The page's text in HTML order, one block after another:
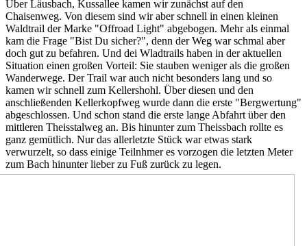
Über Läusbach, Kussallee kamen wir zunächst auf den
Chaisenweg. Von diesem sind wir aber schnell in einen kleinen
Waldtrail der Marke "Offroad Light" abgebogen. Mehr als einmal
kam die Frage "Bist Du sicher?", denn der Weg war schmal aber
doch gut zu befahren. Und dei Wladtrails haben in der aktuellen
Situation einen großen Vorteil: Sie stauben weniger als die großen
Wanderwege. Der Trail war auch nicht besonders lang und so
kamen wir schnell zum Kellershohl. Über diesen und den
anschließenden Kellerkopfweg wurde dann die erste "Bergwertung"
abgeschlossen. Und schon stand die erste lange Abfahrt über den
mittleren Theisstalweg an. Bis hinunter zum Theissbach rollte es
ganz gemütlich. Nur das allerletzte Stück war etwas stark
verwurzelt, so dass einige Teilnhmer es vorzogen die letzten Meter
zum Bach hinunter lieber zu Fuß zurück zu legen.